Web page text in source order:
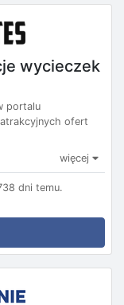
wycieczek
portalu
ofert
więcej
dni temu.